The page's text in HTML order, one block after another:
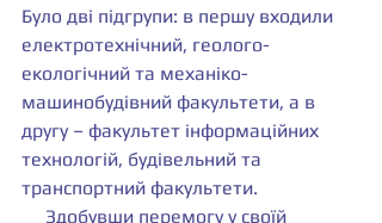
Було дві підгрупи: в першу входили
електротехнічний, геолого-
екологічний та механіко-
машинобудівний факультети, а в
другу – факультет інформаційних
технологій, будівельний та
транспортний факультети.